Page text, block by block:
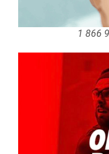
1 866